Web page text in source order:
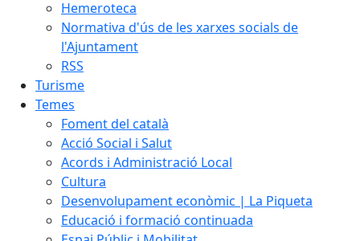
Hemeroteca
Normativa d'ús de les xarxes socials de
l'Ajuntament
RSS
Turisme
Temes
Foment del català
Acció Social i Salut
Acords i Administració Local
Cultura
Desenvolupament econòmic | La Piqueta
Educació i formació continuada